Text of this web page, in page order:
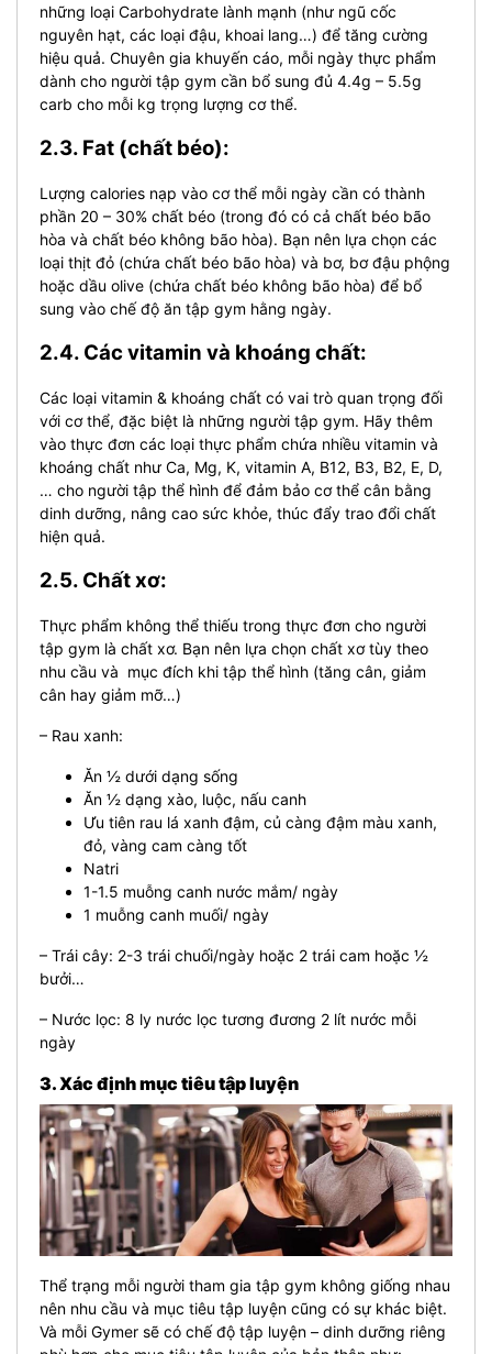
những loại Carbohydrate lành mạnh (như ngũ cốc
nguyên hạt, các loại đậu, khoai lang…) để tăng cường
hiệu quả. Chuyên gia khuyến cáo, mỗi ngày thực phẩm
dành cho người tập gym cần bổ sung đủ 4.4g – 5.5g
carb cho mỗi kg trọng lượng cơ thể.
2.3. Fat (chất béo):
Lượng calories nạp vào cơ thể mỗi ngày cần có thành
phần 20 – 30% chất béo (trong đó có cả chất béo bão
hòa và chất béo không bão hòa). Bạn nên lựa chọn các
loại thịt đỏ (chứa chất béo bão hòa) và bơ, bơ đậu phộng
hoặc dầu olive (chứa chất béo không bão hòa) để bổ
sung vào chế độ ăn tập gym hằng ngày.
2.4. Các vitamin và khoáng chất:
Các loại vitamin & khoáng chất có vai trò quan trọng đối
với cơ thể, đặc biệt là những người tập gym. Hãy thêm
vào thực đơn các loại thực phẩm chứa nhiều vitamin và
khoáng chất như Ca, Mg, K, vitamin A, B12, B3, B2, E, D,
… cho người tập thể hình để đảm bảo cơ thể cân bằng
dinh dưỡng, nâng cao sức khỏe, thúc đẩy trao đổi chất
hiện quả.
2.5. Chất xơ:
Thực phẩm không thể thiếu trong thực đơn cho người
tập gym là chất xơ. Bạn nên lựa chọn chất xơ tùy theo
nhu cầu và mục đích khi tập thể hình (tăng cân, giảm
cân hay giảm mỡ…)
– Rau xanh:
Ăn ½ dưới dạng sống
Ăn ½ dạng xào, luộc, nấu canh
Ưu tiên rau lá xanh đậm, củ càng đậm màu xanh,
đỏ, vàng cam càng tốt
Natri
1-1.5 muỗng canh nước mắm/ ngày
1 muỗng canh muối/ ngày
– Trái cây: 2-3 trái chuối/ngày hoặc 2 trái cam hoặc ½
bưởi…
– Nước lọc: 8 ly nước lọc tương đương 2 lít nước mỗi
ngày
3. Xác định mục tiêu tập luyện
Thể trạng mỗi người tham gia tập gym không giống nhau
nên nhu cầu và mục tiêu tập luyện cũng có sự khác biệt.
Và mỗi Gymer sẽ có chế độ tập luyện – dinh dưỡng riêng